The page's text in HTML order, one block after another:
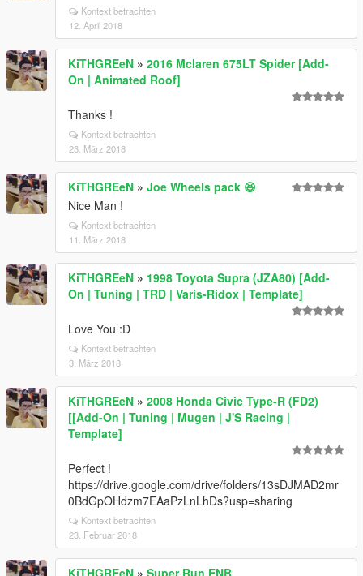
Kontext betrachten
12. April 2018
KiTHGREeN » 2016 Mclaren 675LT Spider [Add-
On | Animated Roof]
Thanks !
Kontext betrachten
23. März 2018
KiTHGREeN » Joe Wheels pack 😆
Nice Man !
Kontext betrachten
11. März 2018
KiTHGREeN » 1998 Toyota Supra (JZA80) [Add-
On | Tuning | TRD | Varis-Ridox | Template]
Love You :D
Kontext betrachten
3. März 2018
KiTHGREeN » 2008 Honda Civic Type-R (FD2)
[[Add-On | Tuning | Mugen | J'S Racing |
Template]
Perfect !
https://drive.google.com/drive/folders/13sDJMAD2mr
0BdGpOHdzm7EAaPzLnLhDs?usp=sharing
Kontext betrachten
23. Februar 2018
KiTHGREeN » Super Run ENB